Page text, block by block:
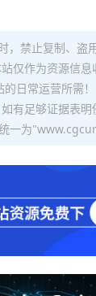
，禁止复制、盗
仅作为资源信息
的日常运营所需
有足够证据表明
一为